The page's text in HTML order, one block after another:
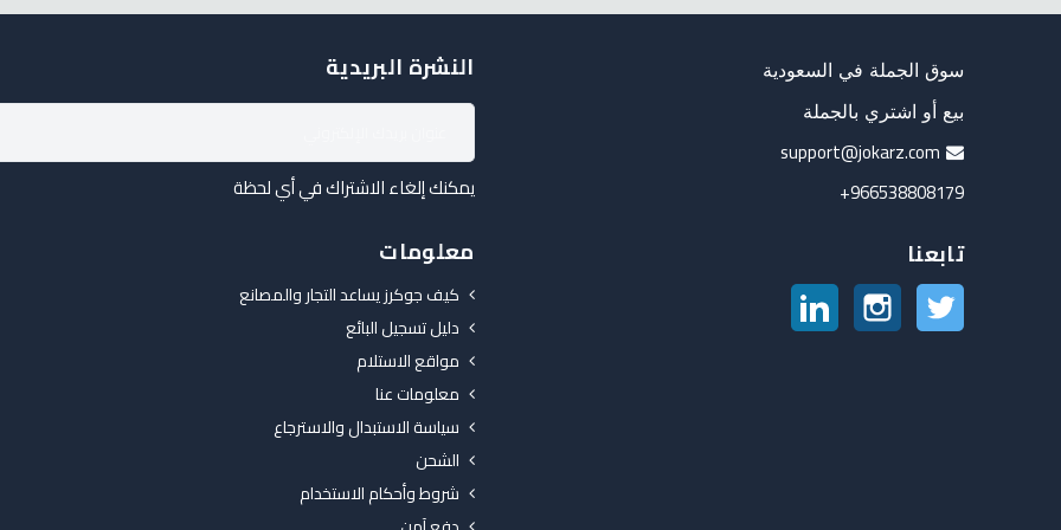
سوق الجملة في السعودية
بيع أو اشتري بالجملة
support@jokarz.com
966538808179+
تابعنا
تويتر انستغرام
النشرة البريدية
يمكنك إلغاء الاشتراك في أي لحظة
معلومات
كيف جوكرز يساعد التجار والمصانع
دليل تسجيل البائع
مواقع الاستلام
معلومات عنا
سياسة الاستبدال والاسترجاع
الشحن
شروط وأحكام الاستخدام